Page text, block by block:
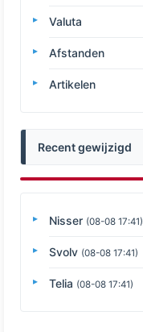
Valuta
Afstanden
Artikelen
Recent gewijzigd
Nisser (08-08 17:41)
Svolv (08-08 17:41)
Telia (08-08 17:41)